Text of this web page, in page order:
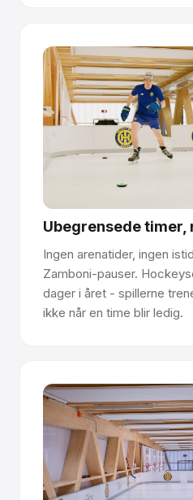
Ubegrensede timer,
Ingen arenatider, ingen
Zamboni-pauser.
dager i året - spillerne
ikke når en time blir ledig.